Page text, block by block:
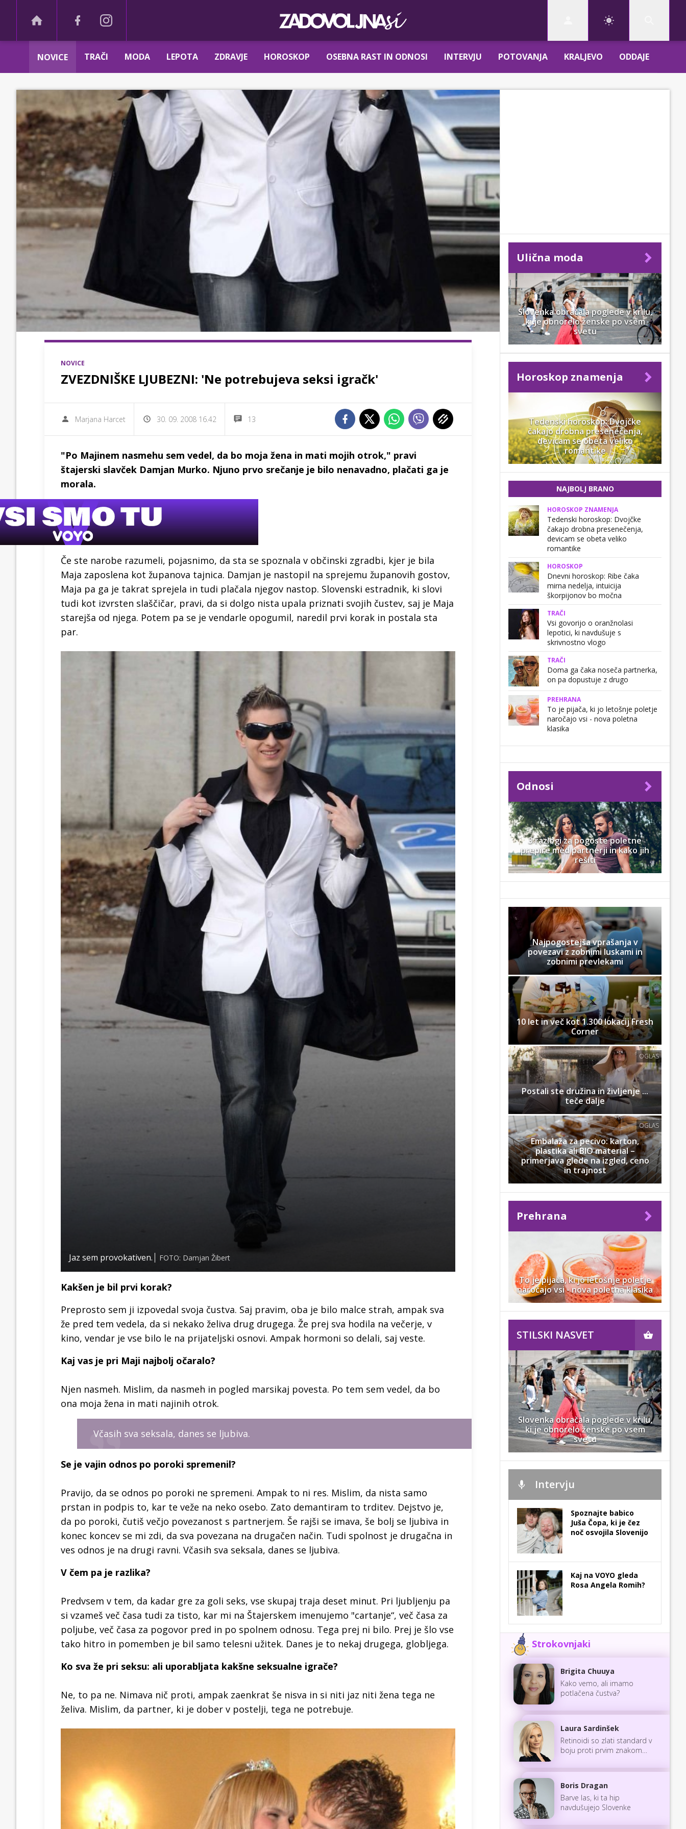
NOVICE TRAČI MODA LEPOTA ZDRAVJE HOROSKOP OSEBNA RAST IN ODNOSI INTERVJU POTOVANJA KRALJEVO ODDAJE
NOVICE
ZVEZDNIŠKE LJUBEZNI: 'Ne potrebujeva seksi igračk'
Marjana Harcet 30. 09. 2008 16.42 13
"Po Majinem nasmehu sem vedel, da bo moja žena in mati mojih otrok," pravi
štajerski slavček Damjan Murko. Njuno prvo srečanje je bilo nenavadno, plačati ga je
morala.
Če ste narobe razumeli, pojasnimo, da sta se spoznala v občinski zgradbi, kjer je bila
Maja zaposlena kot županova tajnica. Damjan je nastopil na sprejemu županovih gostov,
Maja pa ga je takrat sprejela in tudi plačala njegov nastop. Slovenski estradnik, ki slovi
tudi kot izvrsten slaščičar, pravi, da si dolgo nista upala priznati svojih čustev, saj je Maja
starejša od njega. Potem pa se je vendarle opogumil, naredil prvi korak in postala sta
par.
Jaz sem provokativen. FOTO: Damjan Žibert
Kakšen je bil prvi korak?
Preprosto sem ji izpovedal svoja čustva. Saj pravim, oba je bilo malce strah, ampak sva
že pred tem vedela, da si nekako želiva drug drugega. Že prej sva hodila na večerje, v
kino, vendar je vse bilo le na prijateljski osnovi. Ampak hormoni so delali, saj veste.
Kaj vas je pri Maji najbolj očaralo?
Njen nasmeh. Mislim, da nasmeh in pogled marsikaj povesta. Po tem sem vedel, da bo
ona moja žena in mati najinih otrok.
Včasih sva seksala, danes se ljubiva.
Se je vajin odnos po poroki spremenil?
Pravijo, da se odnos po poroki ne spremeni. Ampak to ni res. Mislim, da nista samo
prstan in podpis to, kar te veže na neko osebo. Zato demantiram to trditev. Dejstvo je,
da po poroki, čutiš večjo povezanost s partnerjem. Še rajši se imava, še bolj se ljubiva in
konec koncev se mi zdi, da sva povezana na drugačen način. Tudi spolnost je drugačna in
ves odnos je na drugi ravni. Včasih sva seksala, danes se ljubiva.
V čem pa je razlika?
Predvsem v tem, da kadar gre za goli seks, vse skupaj traja deset minut. Pri ljubljenju pa
si vzameš več časa tudi za tisto, kar mi na Štajerskem imenujemo "cartanje“, več časa za
poljube, več časa za pogovor pred in po spolnem odnosu. Tega prej ni bilo. Prej je šlo vse
tako hitro in pomemben je bil samo telesni užitek. Danes je to nekaj drugega, globljega.
Ko sva že pri seksu: ali uporabljata kakšne seksualne igrače?
Ne, to pa ne. Nimava nič proti, ampak zaenkrat še nisva in si niti jaz niti žena tega ne
želiva. Mislim, da partner, ki je dober v postelji, tega ne potrebuje.
Ulična moda
Slovenka obračala poglede v krilu,
ki je obnorelo ženske po vsem
svetu
Horoskop znamenja
Tedenski horoskop: Dvojčke
čakajo drobna presenečenja,
devicam se obeta veliko
romantike
NAJBOLJ BRANO
HOROSKOP ZNAMENJA
Tedenski horoskop: Dvojčke
čakajo drobna presenečenja,
devicam se obeta veliko
romantike
HOROSKOP
Dnevni horoskop: Ribe čaka
mirna nedelja, intuicija
škorpijonov bo močna
TRAČI
Vsi govorijo o oranžnolasi
lepotici, ki navdušuje s
skrivnostno vlogo
TRAČI
Doma ga čaka noseča partnerka,
on pa dopustuje z drugo
PREHRANA
To je pijača, ki jo letošnje poletje
naročajo vsi - nova poletna
klasika
Odnosi
3 razlogi za pogoste poletne
prepire med partnerji in kako jih
rešiti
Najpogostejša vprašanja v
povezavi z zobnimi luskami in
zobnimi prevlekami
10 let in več kot 1.300 lokacij Fresh
Corner
OGLAS
Postali ste družina in življenje ...
teče dalje
OGLAS
Embalaža za pecivo: karton,
plastika ali BIO material –
primerjava glede na izgled, ceno
in trajnost
Prehrana
To je pijača, ki jo letošnje poletje
naročajo vsi - nova poletna klasika
STILSKI NASVET
Slovenka obračala poglede v krilu,
ki je obnorelo ženske po vsem
svetu
Intervju
Spoznajte babico
Juša Čopa, ki je čez
noč osvojila Slovenijo
Kaj na VOYO gleda
Rosa Angela Romih?
Strokovnjaki
Brigita Chuuya
Kako vemo, ali imamo
potlačena čustva?
Laura Sardinšek
Retinoidi so zlati standard v
boju proti prvim znakom
Boris Dragan
Barve las, ki ta hip
navdušujejo Slovenke